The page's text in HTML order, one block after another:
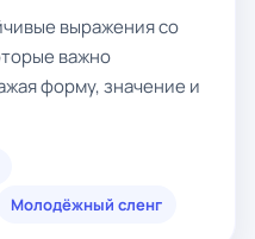
выражения со
важно
форму, значение и
Молодёжный сленг